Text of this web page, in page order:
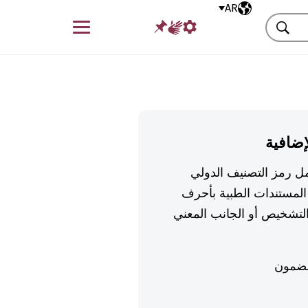
اللغة المختارةAR
قائمة
بحث
رمز التصنيف الدولي
الطبية بأحرف
أو الجانب المعني